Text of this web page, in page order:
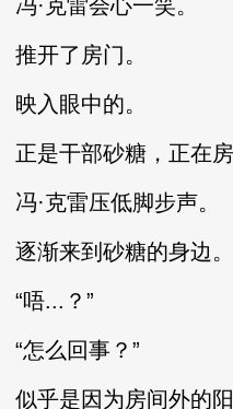
冯·克雷会心一笑。
推开了房门。
映入眼中的。
正是干部砂糖，正在
冯·克雷压低脚步声。
逐渐来到砂糖的身边。
“唔...？”
“怎么回事？”
似乎是因为房间外的